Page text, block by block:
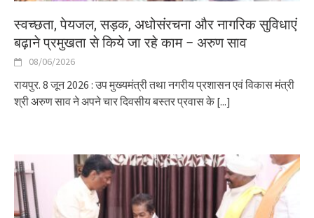
स्वच्छता, पेयजल, सड़क, अधोसंरचना और नागरिक सुविधाएं
बढ़ाने प्रमुखता से किये जा रहे काम – अरुण साव
08/06/2026
रायपुर. 8 जून 2026 : उप मुख्यमंत्री तथा नगरीय प्रशासन एवं विकास मंत्री
श्री अरुण साव ने अपने चार दिवसीय बस्तर प्रवास के [...]